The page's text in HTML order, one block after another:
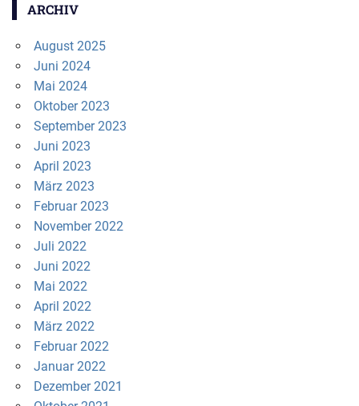
ARCHIV
August 2025
Juni 2024
Mai 2024
Oktober 2023
September 2023
Juni 2023
April 2023
März 2023
Februar 2023
November 2022
Juli 2022
Juni 2022
Mai 2022
April 2022
März 2022
Februar 2022
Januar 2022
Dezember 2021